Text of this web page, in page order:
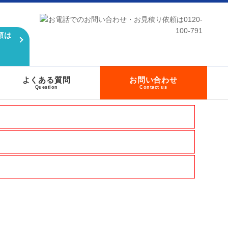
は
よくある質問
Question
お問い合わせ
Contact us